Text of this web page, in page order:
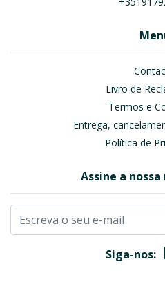
Livro de
Termos e
Entrega,
Política de
Assine a
Siga-nos: